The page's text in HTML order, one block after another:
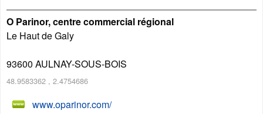
O Parinor, centre commercial régional
Le Haut de Galy
93600 AULNAY-SOUS-BOIS
48.9583362 , 2.4754686
www.oparinor.com/